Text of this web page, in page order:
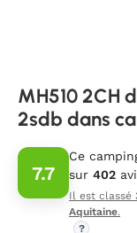
MH510 2CH
2sdb dans
7.7
Ce
sur 402
Il est classé
Aquitaine.
?